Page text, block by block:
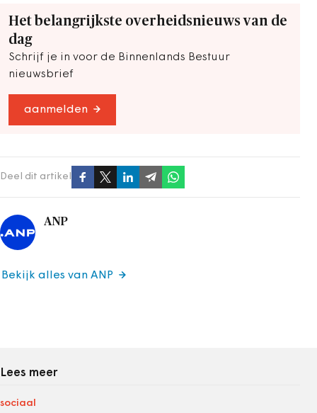
Het belangrijkste overheidsnieuws van de
dag
Schrijf je in voor de Binnenlands Bestuur
nieuwsbrief
aanmelden
Deel dit artikel
ANP
Bekijk alles van ANP
Lees meer
sociaal